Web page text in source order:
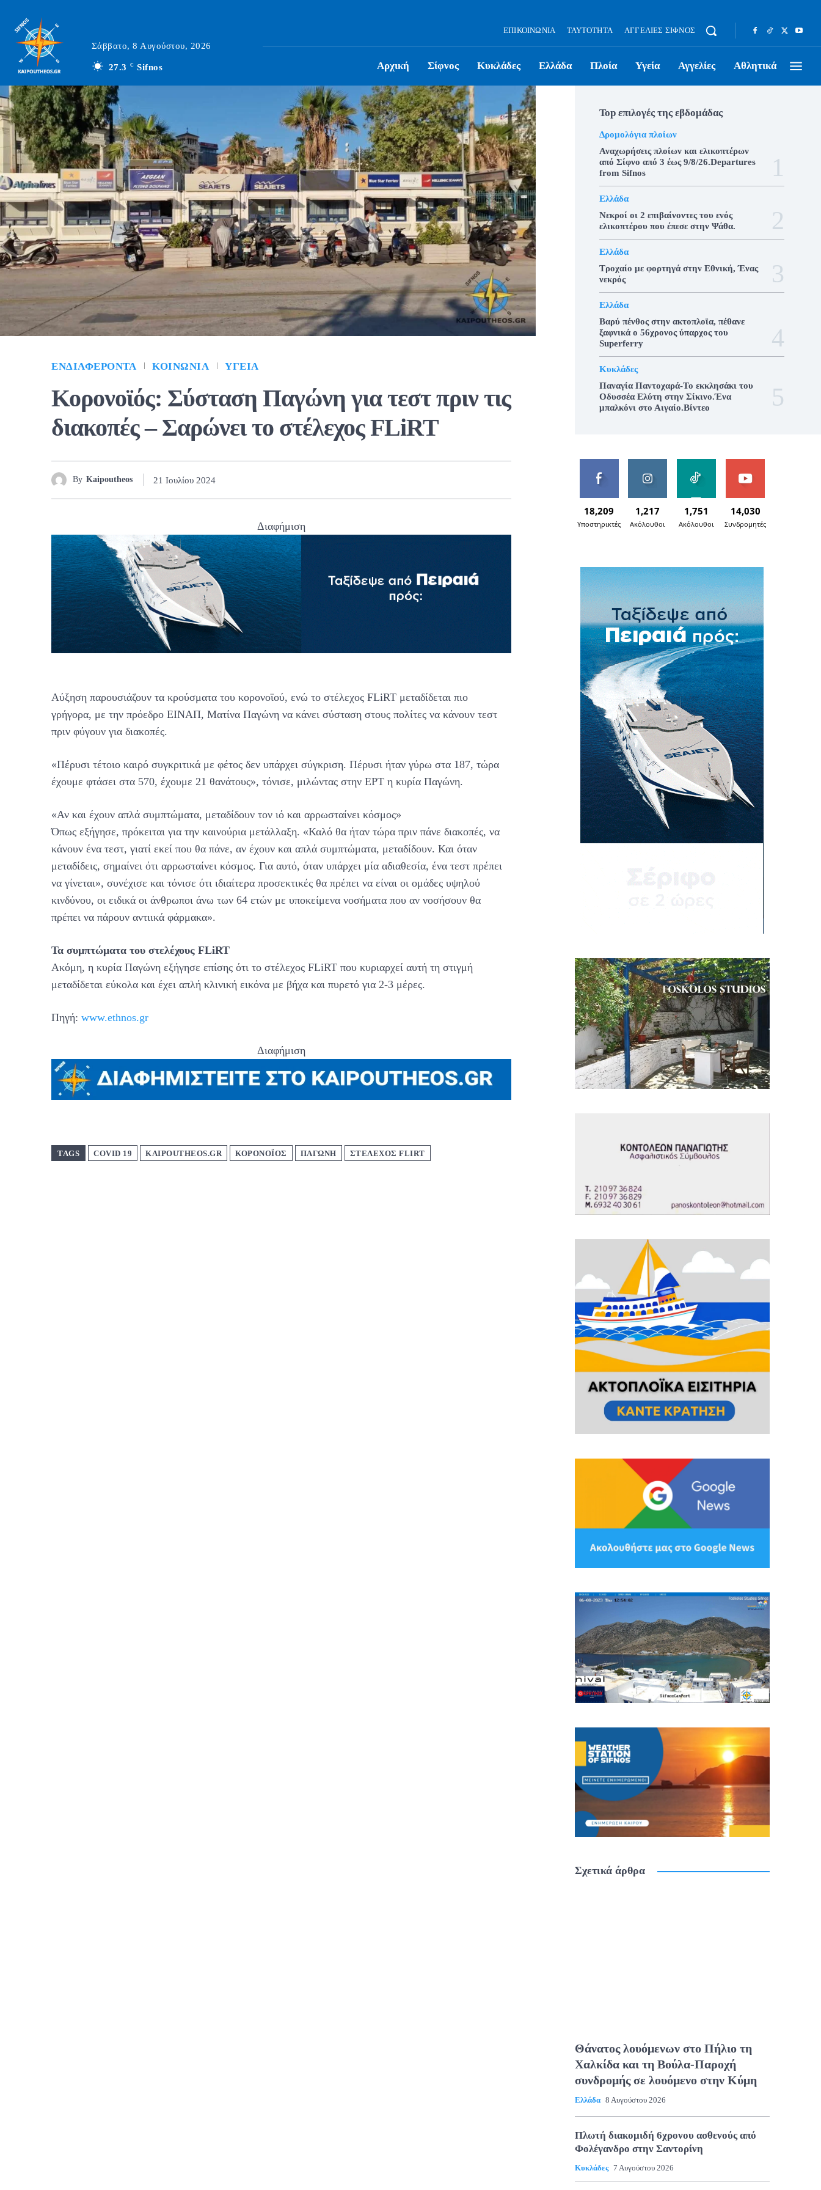
Σάββατο, 8 Αυγούστου, 2026
27.3 C Sifnos
ΕΠΙΚΟΙΝΩΝΊΑ ΤΑΥΤΌΤΗΤΑ ΑΓΓΕΛΊΕΣ ΣΊΦΝΟΣ
Αρχική Σίφνος Κυκλάδες Ελλάδα Πλοία Υγεία Αγγελίες Αθλητικά
ΕΝΔΙΑΦΈΡΟΝΤΑ ΚΟΙΝΩΝΊΑ ΥΓΕΊΑ
Κορονοϊός: Σύσταση Παγώνη για τεστ πριν τις
διακοπές – Σαρώνει το στέλεχος FLiRT
By Kaipoutheos 21 Ιουλίου 2024
Διαφήμιση
Αύξηση παρουσιάζουν τα κρούσματα του κορονοϊού, ενώ το στέλεχος FLiRT μεταδίδεται πιο
γρήγορα, με την πρόεδρο ΕΙΝΑΠ, Ματίνα Παγώνη να κάνει σύσταση στους πολίτες να κάνουν τεστ
πριν φύγουν για διακοπές.
«Πέρυσι τέτοιο καιρό συγκριτικά με φέτος δεν υπάρχει σύγκριση. Πέρυσι ήταν γύρω στα 187, τώρα
έχουμε φτάσει στα 570, έχουμε 21 θανάτους», τόνισε, μιλώντας στην ΕΡΤ η κυρία Παγώνη.
«Αν και έχουν απλά συμπτώματα, μεταδίδουν τον ιό και αρρωσταίνει κόσμος»
Όπως εξήγησε, πρόκειται για την καινούρια μετάλλαξη. «Καλό θα ήταν τώρα πριν πάνε διακοπές, να
κάνουν ένα τεστ, γιατί εκεί που θα πάνε, αν έχουν και απλά συμπτώματα, μεταδίδουν. Και όταν
μεταδίδεις, σημαίνει ότι αρρωσταίνει κόσμος. Για αυτό, όταν υπάρχει μία αδιαθεσία, ένα τεστ πρέπει
να γίνεται», συνέχισε και τόνισε ότι ιδιαίτερα προσεκτικές θα πρέπει να είναι οι ομάδες υψηλού
κινδύνου, οι ειδικά οι άνθρωποι άνω των 64 ετών με υποκείμενα νοσήματα που αν νοσήσουν θα
πρέπει να πάρουν αντιικά φάρμακα».
Τα συμπτώματα του στελέχους FLiRT
Ακόμη, η κυρία Παγώνη εξήγησε επίσης ότι το στέλεχος FLiRT που κυριαρχεί αυτή τη στιγμή
μεταδίδεται εύκολα και έχει απλή κλινική εικόνα με βήχα και πυρετό για 2-3 μέρες.
Πηγή: www.ethnos.gr
Διαφήμιση
TAGS COVID 19 KAIPOUTHEOS.GR ΚΟΡΟΝΟΪΟΣ ΠΑΓΩΝΗ ΣΤΕΛΕΧΟΣ FLIRT
Top επιλογές της εβδομάδας
Δρομολόγια πλοίων
Αναχωρήσεις πλοίων και ελικοπτέρων
από Σίφνο από 3 έως 9/8/26.Departures
from Sifnos
Ελλάδα
Νεκροί οι 2 επιβαίνοντες του ενός
ελικοπτέρου που έπεσε στην Ψάθα.
Ελλάδα
Τροχαίο με φορτηγά στην Εθνική, Ένας
νεκρός
Ελλάδα
Βαρύ πένθος στην ακτοπλοϊα, πέθανε
ξαφνικά ο 56χρονος ύπαρχος του
Superferry
Κυκλάδες
Παναγία Παντοχαρά-Το εκκλησάκι του
Οδυσσέα Ελύτη στην Σίκινο.Ένα
μπαλκόνι στο Αιγαίο.Βίντεο
18,209
Υποστηρικτές
1,217
Ακόλουθοι
1,751
Ακόλουθοι
14,030
Συνδρομητές
Σχετικά άρθρα
Θάνατος λουόμενων στο Πήλιο τη
Χαλκίδα και τη Βούλα-Παροχή
συνδρομής σε λουόμενο στην Κύμη
Ελλάδα 8 Αυγούστου 2026
Πλωτή διακομιδή 6χρονου ασθενούς από
Φολέγανδρο στην Σαντορίνη
Κυκλάδες 7 Αυγούστου 2026